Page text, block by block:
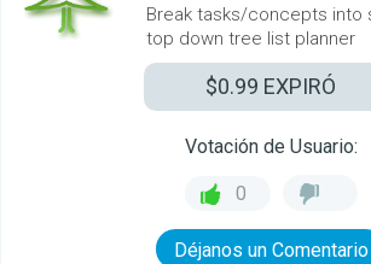
Break tasks/concepts into
top down tree list planner
$0.99 EXPIRÓ
Votación de Usuario:
0
Déjanos un Comentario